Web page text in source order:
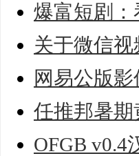
爆富短剧
关于微信
网易公版
任推邦暑
OFGB v0.4